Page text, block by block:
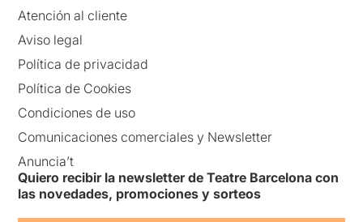
Atención al cliente
Aviso legal
Política de privacidad
Política de Cookies
Condiciones de uso
Comunicaciones comerciales y Newsletter
Anuncia’t
Quiero recibir la newsletter de Teatre Barcelona con
las novedades, promociones y sorteos